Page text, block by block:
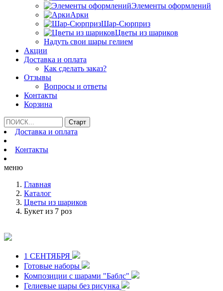
Элементы оформлений
Арки
Шар-Сюрприз
Цветы из шариков
Надуть свои шары гелием
Акции
Доставка и оплата
Как сделать заказ?
Отзывы
Вопросы и ответы
Контакты
Корзина
Доставка и оплата
Контакты
меню
Главная
Каталог
Цветы из шариков
Букет из 7 роз
1 СЕНТЯБРЯ
Готовые наборы
Композиции с шарами "Баблс"
Гелиевые шары без рисунка